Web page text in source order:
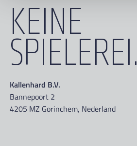
KEINE
SPIELEREI.
Kallenhard B.V.
Bannepoort 2
4205 MZ Gorinchem, Nederland